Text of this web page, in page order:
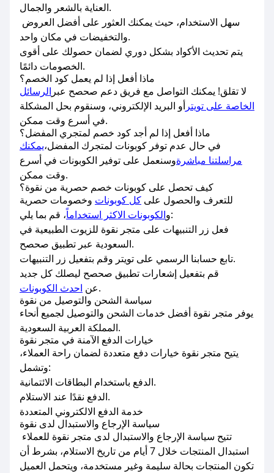
العناية بالشعر والجمال.
والتخفيضات في مكان واحد.
يتم تحديث الأكواد بشكل دوري لضمان حصولك على أقوى
الخصومات دائمًا.
ماذا أفعل إذا لم يعمل كود الخصم؟
لا تقلق! يمكنك التواصل مع فريق دعم صحصح عبر الرسائل
الخاصة على تويتر أو البريد الإلكتروني، وسنقوم بحل المشكلة
في أسرع وقت ممكن.
ماذا أفعل إذا لم أجد كود خصم لمتجري المفضل؟
في حال عدم توفر كوبونات لمتجرك المفضل،يمكنك
مراسلتنا مباشرةوسنعمل على توفير الكوبونات في أسرع
وقت ممكن.
كيف تحصل على كوبونات خصم حصرية من نقوة؟
للتعرف والحصول على كل كوبونات وخصومات حصرية
والكوبونات الاكثر استخداماً ، قم بما يلي:
فعل زر التنبيهات على متجر نقوة للزيوت الطبيعية في
السعودية عبر تطبيق صحصح.
تابع حسابنا الرسمي على تويتر وقم بتفعيل زر التنبيهات.
قم بتفعيل إشعارات تطبيق صحصح ليصلك كل جديد
عن احدث الكوبونات
.
سياسة الشحن والتوصيل من نقوة
يوفر متجر نقوة أفضل خدمات الشحن والتوصيل لجميع أنحاء
المملكة العربية السعودية.
خيارات الدفع الآمنة في متجر نقوة
يتيح متجر نقوة خيارات دفع متعددة لضمان راحة العملاء،
وتشمل:
الدفع باستخدام البطاقات الائتمانية.
الدفع نقدًا عند الاستلام.
خدمة الدفع الالكتروني المتعددة
سياسة الإرجاع والاستبدال لدى نقوة
استبدال المنتجات خلال 7 أيام من تاريخ الاستلام، بشرط أن
تكون المنتجات بحالة سليمة وغير مستخدمة، ويتحمل العميل